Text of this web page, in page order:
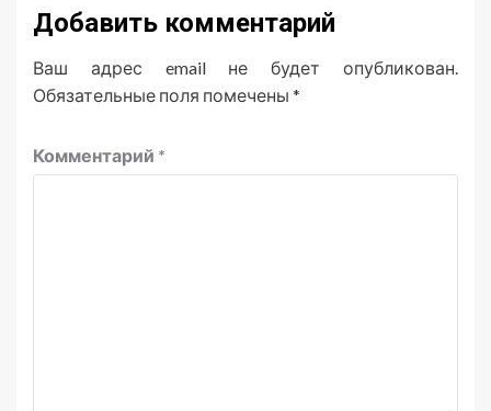
Добавить комментарий
Ваш адрес email не будет опубликован.
Обязательные поля помечены *
Комментарий *